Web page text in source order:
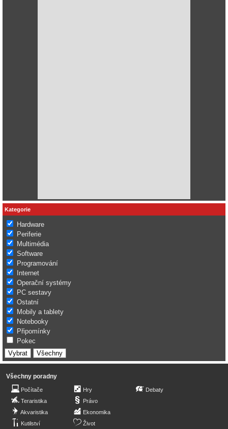
Kategorie
Hardware
Periferie
Multimédia
Software
Programování
Internet
Operační systémy
PC sestavy
Ostatní
Mobily a tablety
Notebooky
Připomínky
Pokec
Všechny poradny
Počítače
Teraristika
Akvaristika
Kutilství
Hry
Právo
Ekonomika
Život
Debaty